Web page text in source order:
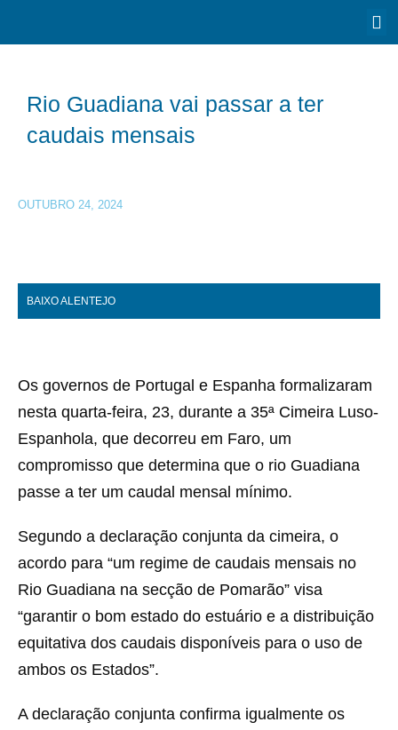
Rio Guadiana vai passar a ter
caudais mensais
OUTUBRO 24, 2024
BAIXO ALENTEJO
Os governos de Portugal e Espanha formalizaram
nesta quarta-feira, 23, durante a 35ª Cimeira Luso-
Espanhola, que decorreu em Faro, um
compromisso que determina que o rio Guadiana
passe a ter um caudal mensal mínimo.
Segundo a declaração conjunta da cimeira, o
acordo para “um regime de caudais mensais no
Rio Guadiana na secção de Pomarão” visa
“garantir o bom estado do estuário e a distribuição
equitativa dos caudais disponíveis para o uso de
ambos os Estados”.
A declaração conjunta confirma igualmente os